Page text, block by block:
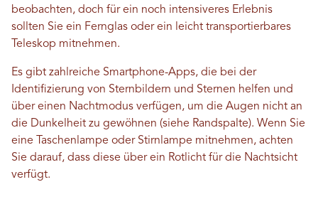
beobachten, doch für ein noch intensiveres Erlebnis
sollten Sie ein Fernglas oder ein leicht transportierbares
Teleskop mitnehmen.
Es gibt zahlreiche Smartphone-Apps, die bei der
Identifizierung von Sternbildern und Sternen helfen und
über einen Nachtmodus verfügen, um die Augen nicht an
die Dunkelheit zu gewöhnen (siehe Randspalte). Wenn Sie
eine Taschenlampe oder Stirnlampe mitnehmen, achten
Sie darauf, dass diese über ein Rotlicht für die Nachtsicht
verfügt.